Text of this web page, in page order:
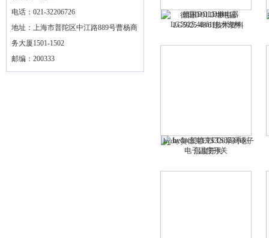
电话：021-32206726
地址：上海市普陀区中江路889号曹杨商
务大厦1501-1502
邮编：200333
德国DOLD继电器
LG5925.48/61技术资料
hydac贺德克ETS320系列电子
温度开关